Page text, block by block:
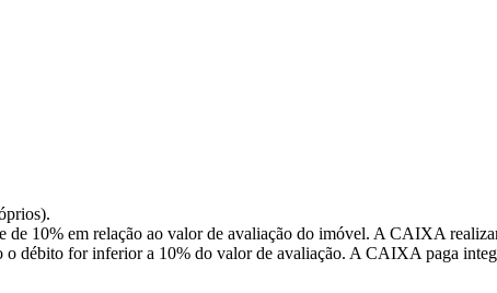
10% em relação ao valor de avaliação do imóvel. A CAIXA
débito for inferior a 10% do valor de avaliação. A CAIXA paga